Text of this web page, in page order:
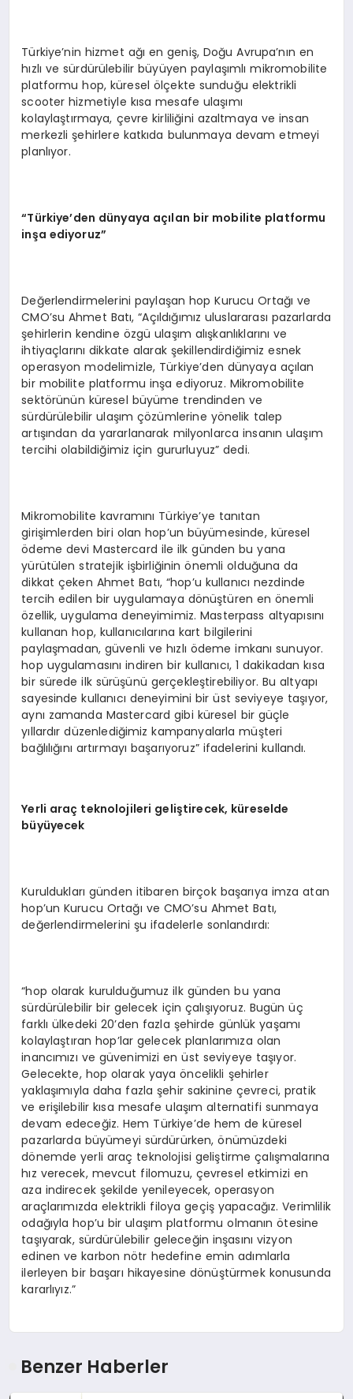
Türkiye’nin hizmet ağı en geniş, Doğu Avrupa’nın en
hızlı ve sürdürülebilir büyüyen paylaşımlı mikromobilite
platformu hop, küresel ölçekte sunduğu elektrikli
scooter hizmetiyle kısa mesafe ulaşımı
kolaylaştırmaya, çevre kirliliğini azaltmaya ve insan
merkezli şehirlere katkıda bulunmaya devam etmeyi
planlıyor.
“Türkiye’den dünyaya açılan bir mobilite platformu
inşa ediyoruz”
Değerlendirmelerini paylaşan hop Kurucu Ortağı ve
CMO’su Ahmet Batı, “Açıldığımız uluslararası pazarlarda
şehirlerin kendine özgü ulaşım alışkanlıklarını ve
ihtiyaçlarını dikkate alarak şekillendirdiğimiz esnek
operasyon modelimizle, Türkiye’den dünyaya açılan
bir mobilite platformu inşa ediyoruz. Mikromobilite
sektörünün küresel büyüme trendinden ve
sürdürülebilir ulaşım çözümlerine yönelik talep
artışından da yararlanarak milyonlarca insanın ulaşım
tercihi olabildiğimiz için gururluyuz” dedi.
Mikromobilite kavramını Türkiye’ye tanıtan
girişimlerden biri olan hop’un büyümesinde, küresel
ödeme devi Mastercard ile ilk günden bu yana
yürütülen stratejik işbirliğinin önemli olduğuna da
dikkat çeken Ahmet Batı, “hop’u kullanıcı nezdinde
tercih edilen bir uygulamaya dönüştüren en önemli
özellik, uygulama deneyimimiz. Masterpass altyapısını
kullanan hop, kullanıcılarına kart bilgilerini
paylaşmadan, güvenli ve hızlı ödeme imkanı sunuyor.
hop uygulamasını indiren bir kullanıcı, 1 dakikadan kısa
bir sürede ilk sürüşünü gerçekleştirebiliyor. Bu altyapı
sayesinde kullanıcı deneyimini bir üst seviyeye taşıyor,
aynı zamanda Mastercard gibi küresel bir güçle
yıllardır düzenlediğimiz kampanyalarla müşteri
bağlılığını artırmayı başarıyoruz” ifadelerini kullandı.
Yerli araç teknolojileri geliştirecek, küreselde
büyüyecek
Kuruldukları günden itibaren birçok başarıya imza atan
hop’un Kurucu Ortağı ve CMO’su Ahmet Batı,
değerlendirmelerini şu ifadelerle sonlandırdı:
“hop olarak kurulduğumuz ilk günden bu yana
sürdürülebilir bir gelecek için çalışıyoruz. Bugün üç
farklı ülkedeki 20’den fazla şehirde günlük yaşamı
kolaylaştıran hop’lar gelecek planlarımıza olan
inancımızı ve güvenimizi en üst seviyeye taşıyor.
Gelecekte, hop olarak yaya öncelikli şehirler
yaklaşımıyla daha fazla şehir sakinine çevreci, pratik
ve erişilebilir kısa mesafe ulaşım alternatifi sunmaya
devam edeceğiz. Hem Türkiye’de hem de küresel
pazarlarda büyümeyi sürdürürken, önümüzdeki
dönemde yerli araç teknolojisi geliştirme çalışmalarına
hız verecek, mevcut filomuzu, çevresel etkimizi en
aza indirecek şekilde yenileyecek, operasyon
araçlarımızda elektrikli filoya geçiş yapacağız. Verimlilik
odağıyla hop’u bir ulaşım platformu olmanın ötesine
taşıyarak, sürdürülebilir geleceğin inşasını vizyon
edinen ve karbon nötr hedefine emin adımlarla
ilerleyen bir başarı hikayesine dönüştürmek konusunda
kararlıyız.”
Benzer Haberler